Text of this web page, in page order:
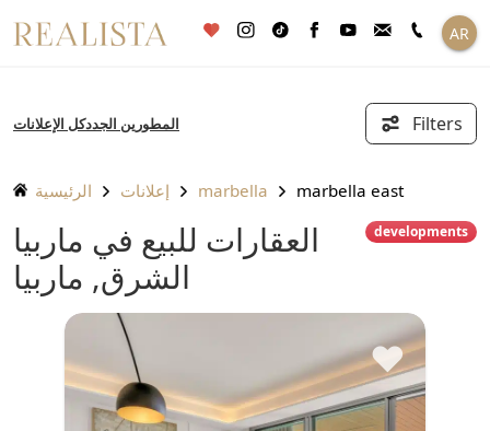
الى
AR
كل الإعلاناتالمطورين الجدد Filters
الرئيسية إعلانات marbella marbella east
developments
العقارات للبيع في ماربيا
الشرق, ماربيا
♥